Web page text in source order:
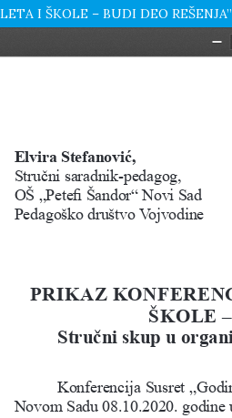
I ŠKOLE – BUDI DEO REŠENJA”